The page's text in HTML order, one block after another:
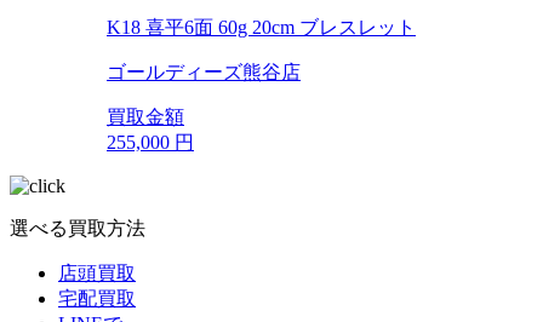
K18 喜平6面 60g 20cm ブレスレット
ゴールディーズ熊谷店
買取金額
255,000 円
選べる買取方法
店頭買取
宅配買取